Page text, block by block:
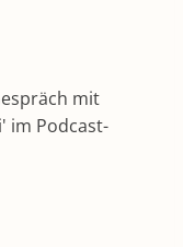
mit
im Podcast-